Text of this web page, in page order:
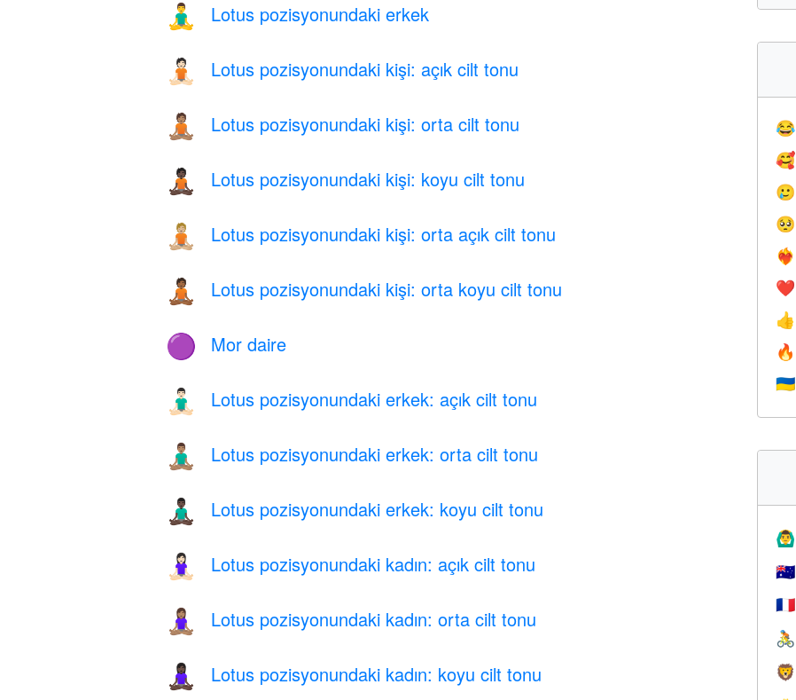
🧘‍♂️ Lotus pozisyonundaki erkek
🧘🏻 Lotus pozisyonundaki kişi: açık cilt tonu
🧘🏽 Lotus pozisyonundaki kişi: orta cilt tonu
🧘🏿 Lotus pozisyonundaki kişi: koyu cilt tonu
🧘🏼 Lotus pozisyonundaki kişi: orta açık cilt tonu
🧘🏾 Lotus pozisyonundaki kişi: orta koyu cilt tonu
🟣 Mor daire
🧘🏻‍♂️ Lotus pozisyonundaki erkek: açık cilt tonu
🧘🏽‍♂️ Lotus pozisyonundaki erkek: orta cilt tonu
🧘🏿‍♂️ Lotus pozisyonundaki erkek: koyu cilt tonu
🧘🏻‍♀️ Lotus pozisyonundaki kadın: açık cilt tonu
🧘🏽‍♀️ Lotus pozisyonundaki kadın: orta cilt tonu
🧘🏿‍♀️ Lotus pozisyonundaki kadın: koyu cilt tonu
😂
🥰
🥲
🥺
❤️‍🔥
❤️
👍
🔥
🇺🇦
🙆‍♂️
🇦🇺
🇫🇷
🚴
🦁